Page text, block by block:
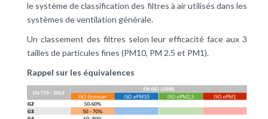
le système de classification des filtres à air utilisés dans les
systèmes de ventilation générale.
Un classement des filtres selon leur efficacité face aux 3
tailles de particules fines (PM10, PM 2.5 et PM1).
Rappel sur les équivalences